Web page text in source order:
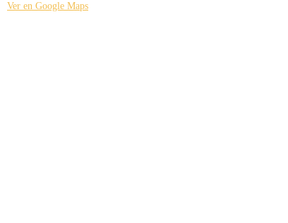
Ver en Google Maps